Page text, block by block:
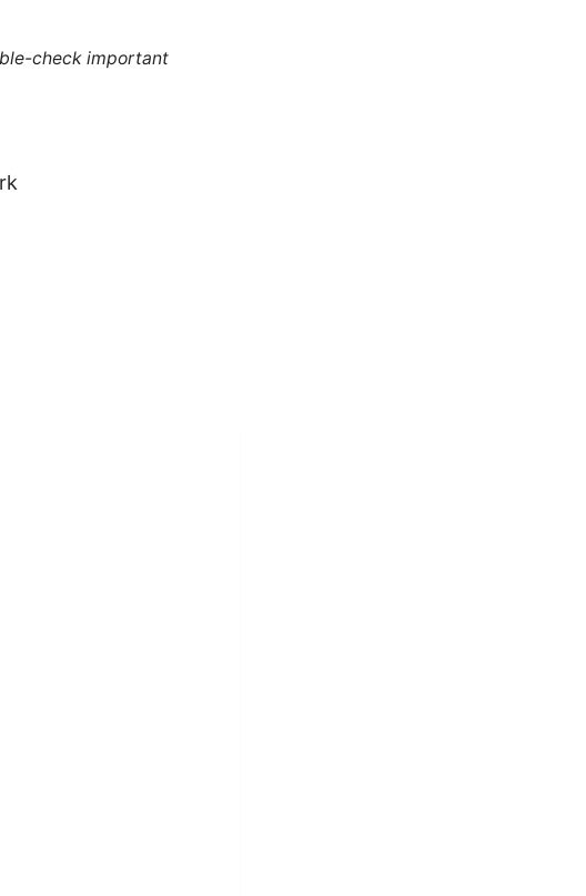
check important